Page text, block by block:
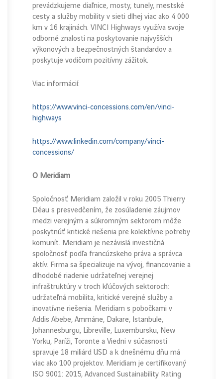
prevádzkujeme diaľnice, mosty, tunely, mestské
cesty a služby mobility v sieti dlhej viac ako 4 000
km v 16 krajinách. VINCI Highways využíva svoje
odborné znalosti na poskytovanie najvyšších
výkonových a bezpečnostných štandardov a
poskytuje vodičom pozitívny zážitok.
Viac informácií:
https://www.vinci-concessions.com/en/vinci-
highways
https://www.linkedin.com/company/vinci-
concessions/
O Meridiam
Spoločnosť Meridiam založil v roku 2005 Thierry
Déau s presvedčením, že zosúladenie záujmov
medzi verejným a súkromným sektorom môže
poskytnúť kritické riešenia pre kolektívne potreby
komunít. Meridiam je nezávislá investičná
spoločnosť podľa francúzskeho práva a správca
aktív. Firma sa špecializuje na vývoj, financovanie a
dlhodobé riadenie udržateľnej verejnej
infraštruktúry v troch kľúčových sektoroch:
udržateľná mobilita, kritické verejné služby a
inovatívne riešenia. Meridiam s pobočkami v
Addis Abebe, Ammáne, Dakare, Istanbule,
Johannesburgu, Libreville, Luxembursku, New
Yorku, Paríži, Toronte a Viedni v súčasnosti
spravuje 18 miliárd USD a k dnešnému dňu má
viac ako 100 projektov. Meridiam je certifikovaný
ISO 9001: 2015, Advanced Sustainability Rating